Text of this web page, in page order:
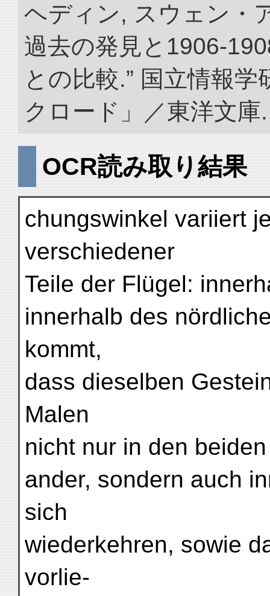
ヘディン, スウェン・
過去の発見と1906-
との比較.” 国立情報
クロード」／東洋文
OCR読み取り結果
chungswinkel variiert
verschiedener
Teile der Flügel:
innerhalb des
kommt,
dass dieselben
Malen
nicht nur in den
ander, sondern auch
sich
wiederkehren, sowie
vorlie-